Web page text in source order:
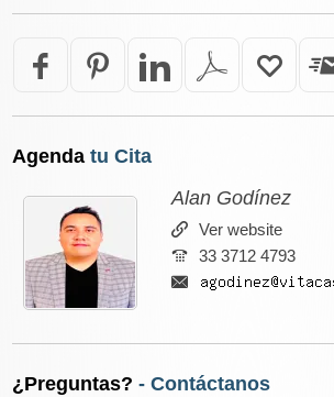
Agenda tu Cita
Alan Godínez
Ver website
33 3712 4793
¿Preguntas? - Contáctanos